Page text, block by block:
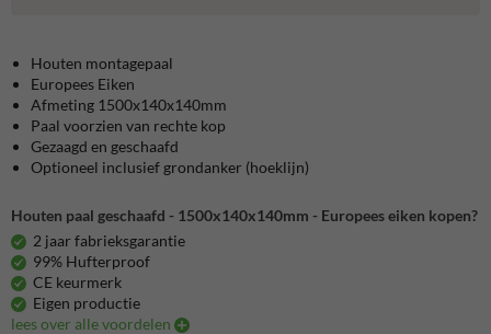
Houten montagepaal
Europees Eiken
Afmeting 1500x140x140mm
Paal voorzien van rechte kop
Gezaagd en geschaafd
Optioneel inclusief grondanker (hoeklijn)
Houten paal geschaafd - 1500x140x140mm - Europees eiken kopen?
2 jaar fabrieksgarantie
99% Hufterproof
CE keurmerk
Eigen productie
lees over alle voordelen